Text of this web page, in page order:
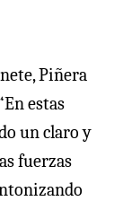
Piñera
estas
un claro y
fuerzas